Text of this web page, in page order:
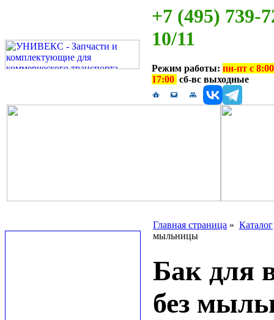
+7 (495) 739-
10/11
Режим работы: пн-пт с
17:00 сб-вс выходные
Главная страница » Каталог
мыльницы
Бак для
без